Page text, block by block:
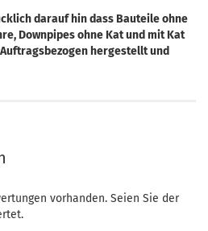
darauf hin dass Bauteile ohne
Downpipes ohne Kat und mit Kat
Auftragsbezogen hergestellt und
vorhanden. Seien Sie der